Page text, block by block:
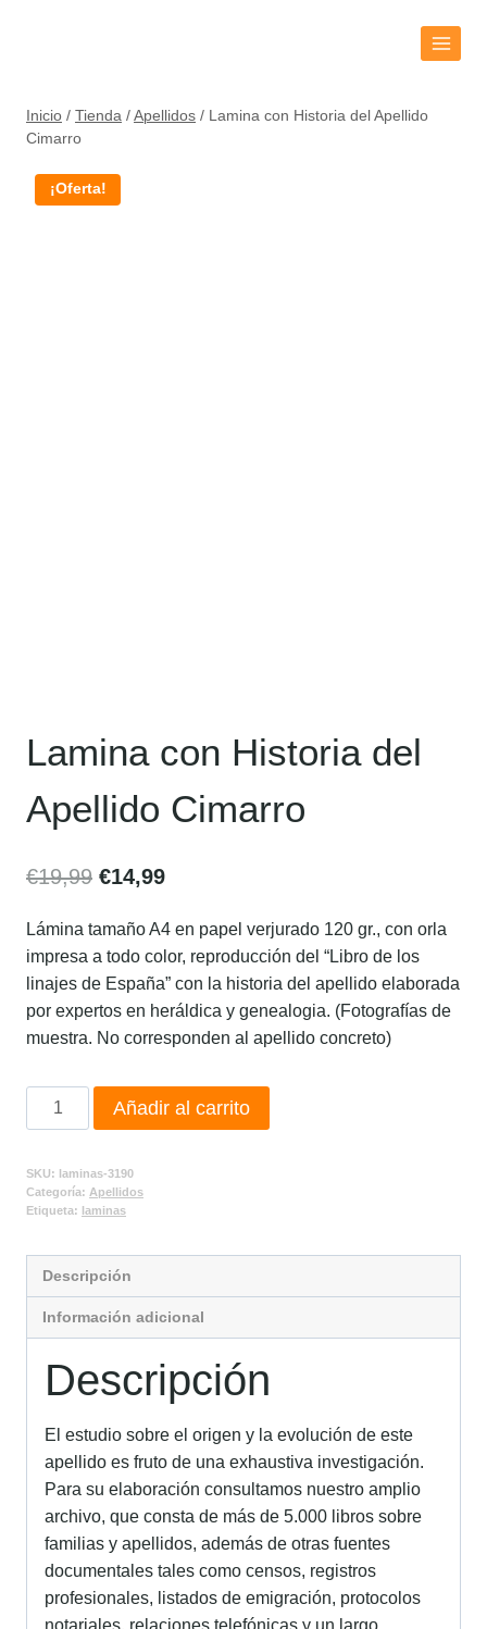
Inicio / Tienda / Apellidos / Lamina con Historia del Apellido
Cimarro
¡Oferta!
Lamina con Historia del
Apellido Cimarro
€19,99 €14,99
Lámina tamaño A4 en papel verjurado 120 gr., con orla
impresa a todo color, reproducción del “Libro de los
linajes de España” con la historia del apellido elaborada
por expertos en heráldica y genealogia. (Fotografías de
muestra. No corresponden al apellido concreto)
Añadir al carrito
SKU: laminas-3190
Categoría: Apellidos
Etiqueta: laminas
Descripción
Información adicional
Descripción
El estudio sobre el origen y la evolución de este
apellido es fruto de una exhaustiva investigación.
Para su elaboración consultamos nuestro amplio
archivo, que consta de más de 5.000 libros sobre
familias y apellidos, además de otras fuentes
documentales tales como censos, registros
profesionales, listados de emigración, protocolos